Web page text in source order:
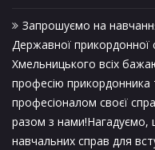
Запрошуємо на
Державної прикордонної
Хмельницького всіх
професію прикордонника
професіоналом своєї
разом з
навчальних справ для